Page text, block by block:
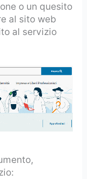
o un quesito
al sito web
al servizio